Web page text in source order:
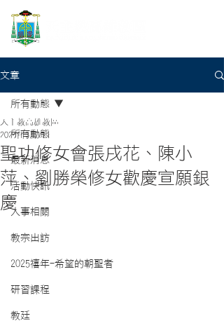
文章
所有動態
最新消息
活動快訊
人事相關
教宗出訪
2025禧年-希望的朝聖者
研習課程
教廷
所有動態
聖功修女會張戌花、陳小
萍、劉勝榮修女歡慶宣願銀
慶
天主教高雄教區
2024年3月7日